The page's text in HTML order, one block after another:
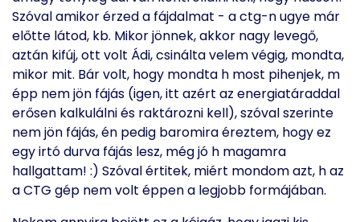
Szóval amikor érzed a fájdalmat - a ctg-n ugye már
előtte látod, kb. Mikor jönnek, akkor nagy levegő,
aztán kifúj, ott volt Ádi, csinálta velem végig, mondta,
mikor mit. Bár volt, hogy mondta h most pihenjek, m
épp nem jön fájás (igen, itt azért az energiatáraddal
erősen kalkulálni és raktározni kell), szóval szerinte
nem jön fájás, én pedig baromira éreztem, hogy ez
egy irtó durva fájás lesz, még jó h magamra
hallgattam! :) Szóval értitek, miért mondom azt, h az
a CTG gép nem volt éppen a legjobb formájában.